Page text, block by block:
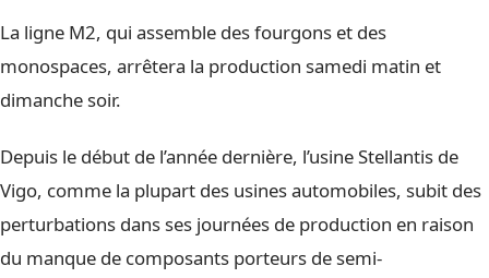
La ligne M2, qui assemble des fourgons et des
monospaces, arrêtera la production samedi matin et
dimanche soir.
Depuis le début de l’année dernière, l’usine Stellantis de
Vigo, comme la plupart des usines automobiles, subit des
perturbations dans ses journées de production en raison
du manque de composants porteurs de semi-